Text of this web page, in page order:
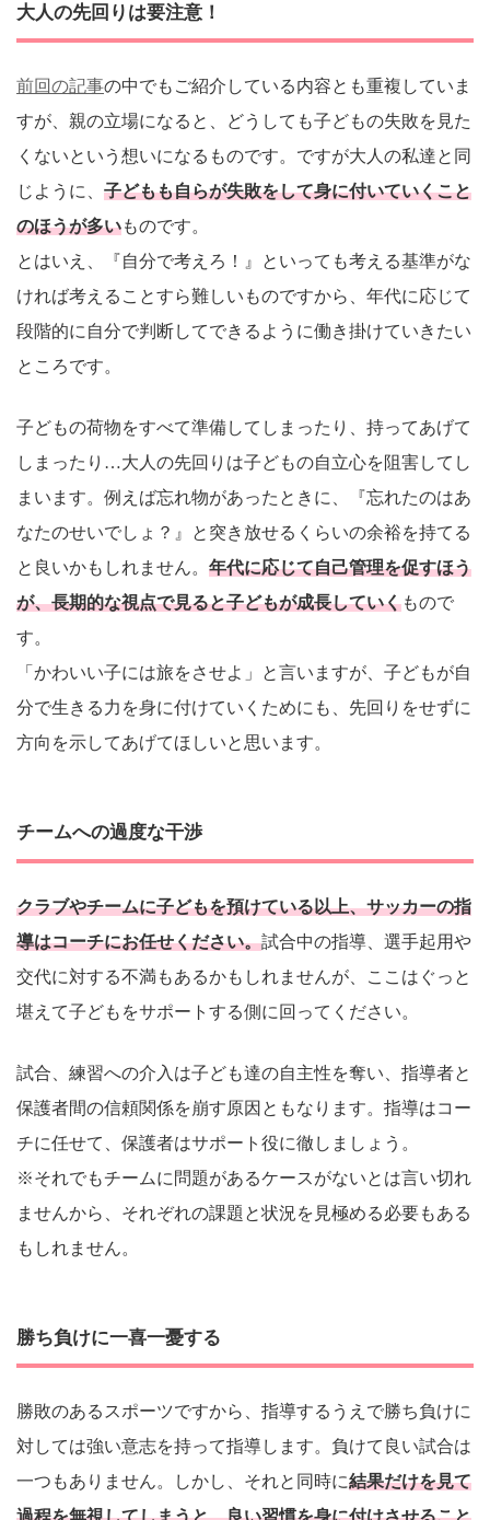
大人の先回りは要注意！
前回の記事の中でもご紹介している内容とも重複していま
すが、親の立場になると、どうしても子どもの失敗を見た
くないという想いになるものです。ですが大人の私達と同
じように、 子どもも自らが失敗をして身に付いていくこと
のほうが多いものです。
とはいえ、『自分で考えろ！』といっても考える基準がな
ければ考えることすら難しいものですから、年代に応じて
段階的に自分で判断してできるように働き掛けていきたい
ところです。
子どもの荷物をすべて準備してしまったり、持ってあげて
しまったり…大人の先回りは子どもの自立心を阻害してし
まいます。例えば忘れ物があったときに、『忘れたのはあ
なたのせいでしょ？』と突き放せるくらいの余裕を持てる
と良いかもしれません。 年代に応じて自己管理を促すほう
が、長期的な視点で見ると子どもが成長していくもので
す。
「かわいい子には旅をさせよ」と言いますが、子どもが自
分で生きる力を身に付けていくためにも、先回りをせずに
方向を示してあげてほしいと思います。
チームへの過度な干渉
クラブやチームに子どもを預けている以上、サッカーの指
導はコーチにお任せください。試合中の指導、選手起用や
交代に対する不満もあるかもしれませんが、ここはぐっと
堪えて子どもをサポートする側に回ってください。
試合、練習への介入は子ども達の自主性を奪い、指導者と
保護者間の信頼関係を崩す原因ともなります。指導はコー
チに任せて、保護者はサポート役に徹しましょう。
※それでもチームに問題があるケースがないとは言い切れ
ませんから、それぞれの課題と状況を見極める必要もある
もしれません。
勝ち負けに一喜一憂する
勝敗のあるスポーツですから、指導するうえで勝ち負けに
対しては強い意志を持って指導します。負けて良い試合は
一つもありません。しかし、それと同時に結果だけを見て